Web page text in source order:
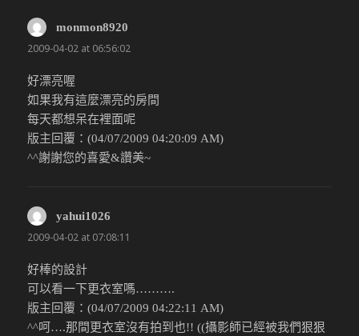
monmon8920
2009-04-02 at 06:56:02
好漂亮喔
如果我有這麼漂亮的房間
每天都想呆在裡面呢
版主回覆：(04/07/2009 04:20:09 AM)
^^謝謝您的喜愛&讚美~
yahui1026
2009-04-02 at 07:08:11
好棒的設計
可以看一下更衣室嗎……….
版主回覆：(04/07/2009 04:22:11 AM)
^^呵….那間更衣室沒有拍到也!! ((攝影師已經被我們狠狠